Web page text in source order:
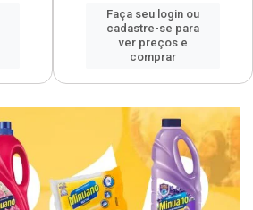
Faça seu login ou
cadastre-se para
ver preços e
comprar